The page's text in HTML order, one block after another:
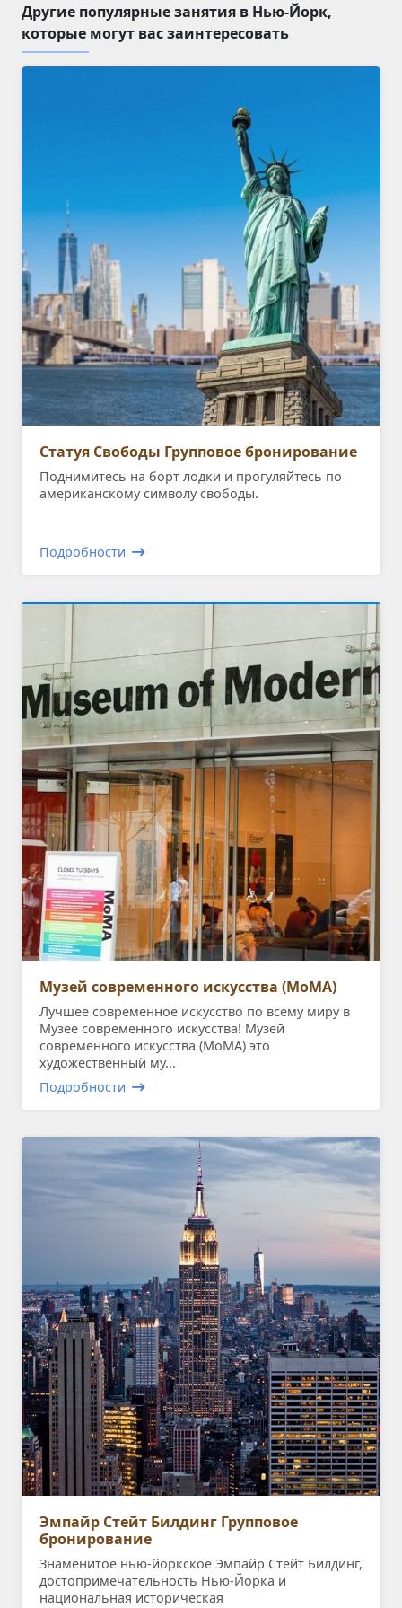
Другие популярные занятия в Нью-Йорк,
которые могут вас заинтересовать
Статуя Свободы Групповое бронирование
Поднимитесь на борт лодки и прогуляйтесь по
американскому символу свободы.
Подробности
Музей современного искусства (MoMA)
Лучшее современное искусство по всему миру в
Музее современного искусства! Музей
современного искусства (MoMA) это
художественный му...
Подробности
Эмпайр Стейт Билдинг Групповое
бронирование
Знаменитое нью-йоркское Эмпайр Стейт Билдинг,
достопримечательность Нью-Йорка и
национальная историческая